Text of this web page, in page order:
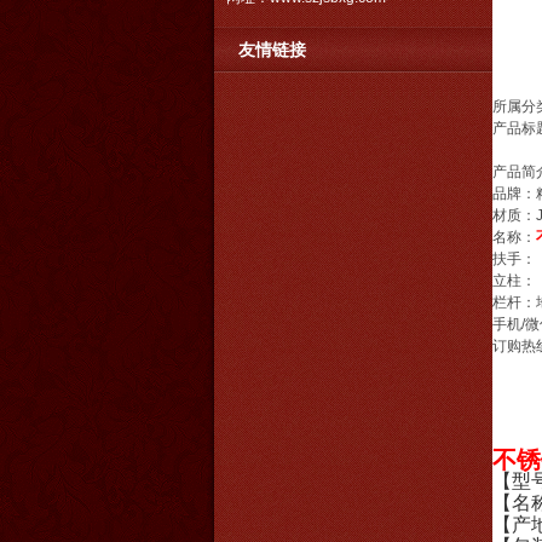
友情链接
所属分
产品标
产品简
品牌：
材质：
名称：
扶手：
立柱：
栏杆：
手机/
订购热
不
【
【
【